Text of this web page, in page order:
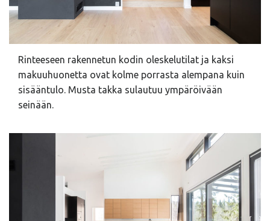
Rinteeseen rakennetun kodin oleskelutilat ja kaksi
makuuhuonetta ovat kolme porrasta alempana kuin
sisääntulo. Musta takka sulautuu ympäröivään
seinään.